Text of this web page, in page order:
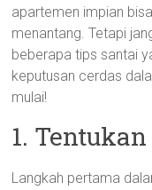
apartemen impian
menantang. Tetapi
beberapa tips santai
keputusan cerdas
mulai!
1.
Langkah pertama